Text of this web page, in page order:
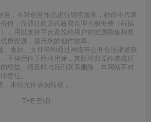
意，不对创意作品进行销售服务，标价不代表
值，仅通过此形式收取合理的服务费（根据
，用以支持平台及投稿用户的资源搜集和整
质资源，提升您的创作效率。
、素材、文件等均通过网络等公开合法渠道获
不得用作于商业用途，其版权归原作者或原
权益，请及时与我们联系删除，本网站不对
责任。
未经允许请勿转载 。
THE END